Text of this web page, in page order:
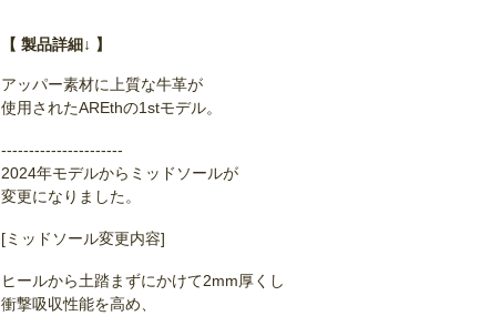
【 製品詳細↓ 】
アッパー素材に上質な牛革が
使用されたAREthの1stモデル。
----------------------
2024年モデルからミッドソールが
変更になりました。
[ミッドソール変更内容]
ヒールから土踏まずにかけて2mm厚くし
衝撃吸収性能を高め、